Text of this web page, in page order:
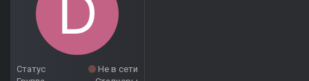
Статус
Не в сети